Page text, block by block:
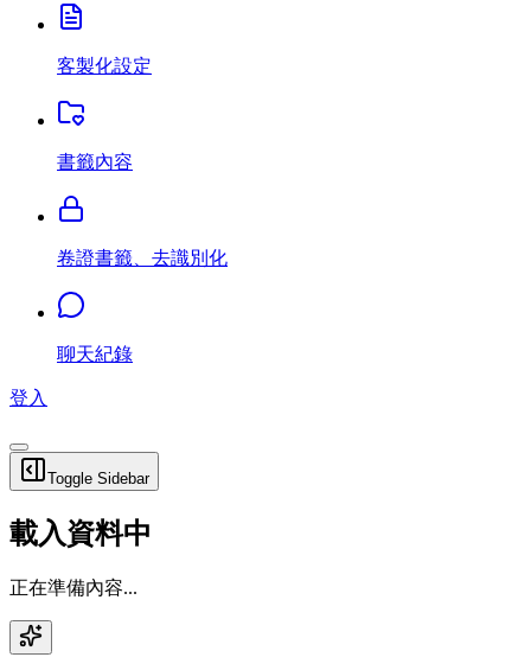
客製化設定
書籤內容
卷證書籤、去識別化
聊天紀錄
登入
Toggle Sidebar
載入資料中
正在準備內容...